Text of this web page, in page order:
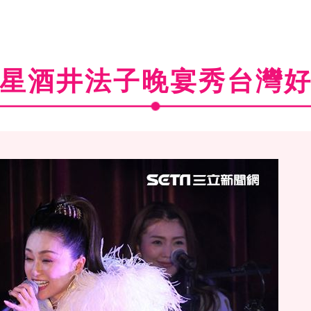
酒井法子晚宴秀台灣